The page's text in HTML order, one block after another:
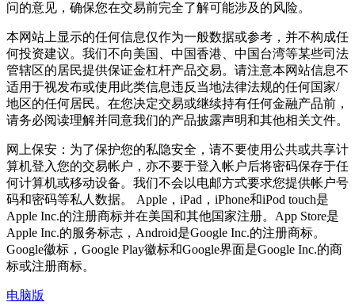
问的意见，确保您在交易前完全了解可能涉及的风险。
本网站上显示的任何信息仅作为一般数据或参考，并不构成任
何投资建议。我们不向美国、中国香港、中国台湾等某些司法
管辖区的居民提供保证金杠杆产品交易。请注意本网站信息不
适用于视发布或使用此类信息违反当地法律法规的任何国家/
地区的任何居民。在您决定交易或继续持有任何金融产品前，
请务必阅读理解并同意我们的产品披露声明和其他相关文件。
网上保安：为了保护您的私隐安全，请不要使用公共或共享计
算机登入您的交易帐户，亦不要于登入帐户后将密码保存于任
何计算机或移动设备。我们不会以电邮方式要求您提供帐户号
码和密码等私人数据。 Apple，iPad，iPhone和iPod touch是
Apple Inc.的注册商标并在美国和其他国家注册。App Store是
Apple Inc.的服务标志，Android是Google Inc.的注册商标。
Google徽标，Google Play徽标和Google界面是Google Inc.的商
标或注册商标。
电脑版